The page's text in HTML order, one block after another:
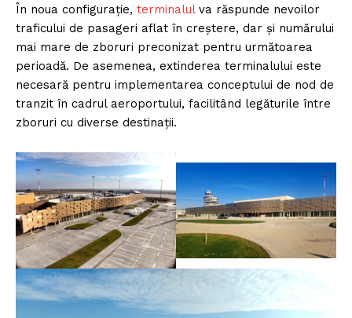
În noua configurație, terminalulva răspunde nevoilor
traficului de pasageri aflat în creștere, dar și numărului
mai mare de zboruri preconizat pentru următoarea
perioadă. De asemenea, extinderea terminalului este
necesară pentru implementarea conceptului de nod de
tranzit în cadrul aeroportului, facilitând legăturile între
zboruri cu diverse destinații.